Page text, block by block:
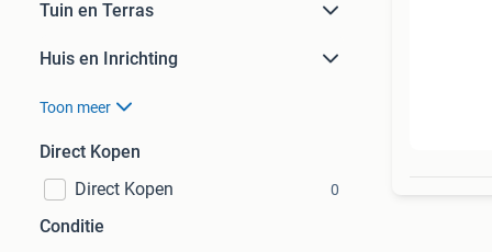
Tuin en Terras
Huis en Inrichting
Toon meer
Direct Kopen
Direct Kopen
0
Conditie